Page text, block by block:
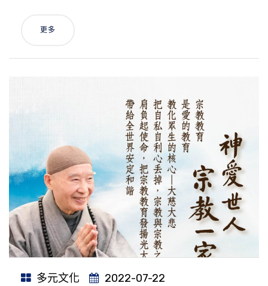
更多
多元文化 2022-07-22